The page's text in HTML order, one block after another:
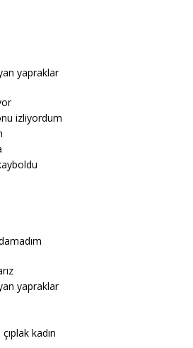
yapraklar
izliyordum
yapraklar
kadın